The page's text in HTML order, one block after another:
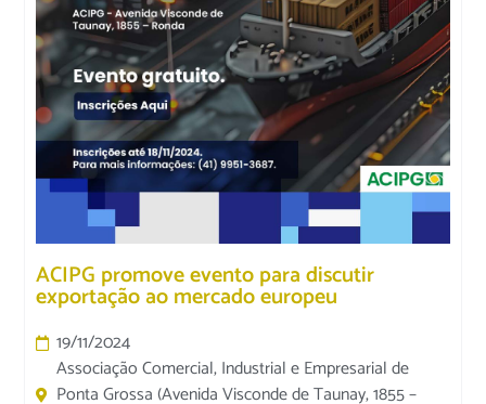
ACIPG promove evento para discutir
exportação ao mercado europeu
19/11/2024
Associação Comercial, Industrial e Empresarial de
Ponta Grossa (Avenida Visconde de Taunay, 1855 –